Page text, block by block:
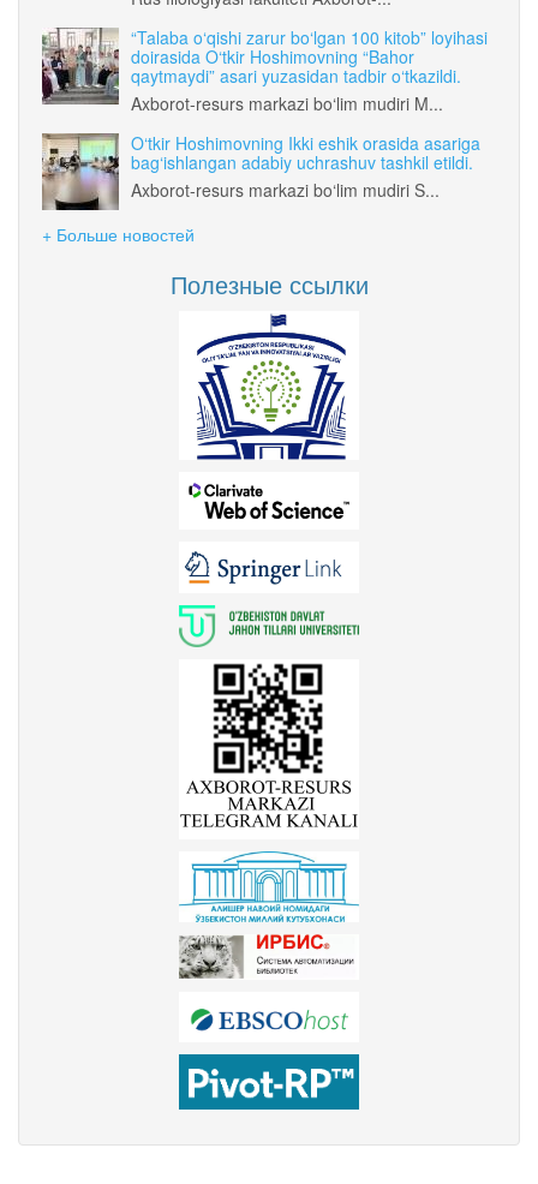
“Talaba o‘qishi zarur bo‘lgan 100 kitob” loyihasi
doirasida O‘tkir Hoshimovning “Bahor
qaytmaydi” asari yuzasidan tadbir o‘tkazildi.
Axborot-resurs markazi bo‘lim mudiri M...
O‘tkir Hoshimovning Ikki eshik orasida asariga
bag‘ishlangan adabiy uchrashuv tashkil etildi.
Axborot-resurs markazi bo‘lim mudiri S...
+ Больше новостей
Полезные ссылки